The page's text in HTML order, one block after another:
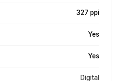
327 ppi
Yes
Yes
Digital